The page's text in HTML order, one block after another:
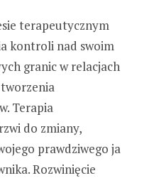
terapeutycznym
kontroli nad swoim
granic w relacjach
Terapia
do zmiany,
prawdziwego ja
Rozwinięcie